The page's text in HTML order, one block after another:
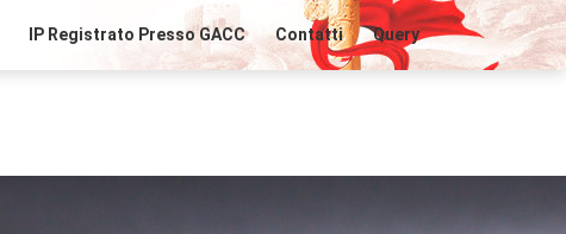
IP Registrato Presso GACC Contatti Query